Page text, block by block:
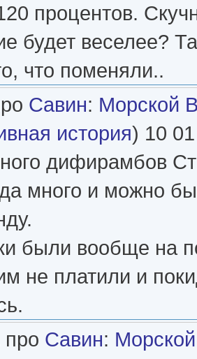
процентов.
будет веселее?
что поменяли..
Савин: Морской
история) 10 01
дифирамбов
много и можно
были вообще на
не платили и
про Савин: